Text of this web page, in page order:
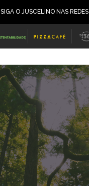
SIGA O JUSCELINO NAS REDES